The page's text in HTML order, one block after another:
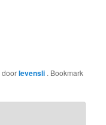
doorlevensli . Bookmark